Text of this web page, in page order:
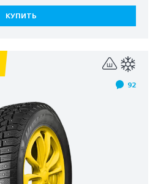
КУПИТЬ
92